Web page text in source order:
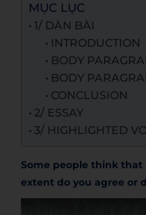
MỤC LỤC
1/ DÀN BÀI
INTRODUCTION
BODY
BODY
CONCLUSION
2/ ESSAY
3/ HIGHLIGHTED
Some people think
extent do you agree or